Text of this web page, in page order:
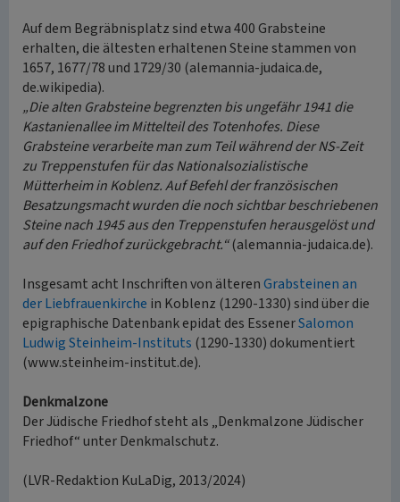
Auf dem Begräbnisplatz sind etwa 400 Grabsteine
erhalten, die ältesten erhaltenen Steine stammen von
1657, 1677/78 und 1729/30 (alemannia-judaica.de,
de.wikipedia).
„Die alten Grabsteine begrenzten bis ungefähr 1941 die
Kastanienallee im Mittelteil des Totenhofes. Diese
Grabsteine verarbeite man zum Teil während der NS-Zeit
zu Treppenstufen für das Nationalsozialistische
Mütterheim in Koblenz. Auf Befehl der französischen
Besatzungsmacht wurden die noch sichtbar beschriebenen
Steine nach 1945 aus den Treppenstufen herausgelöst und
auf den Friedhof zurückgebracht.“(alemannia-judaica.de).
Insgesamt acht Inschriften von älterenGrabsteinen an
der Liebfrauenkirche in Koblenz (1290-1330) sind über die
epigraphische Datenbank epidat des EssenerSalomon
Ludwig Steinheim-Instituts (1290-1330) dokumentiert
(www.steinheim-institut.de).
Denkmalzone
Der Jüdische Friedhof steht als „Denkmalzone Jüdischer
Friedhof“ unter Denkmalschutz.
(LVR-Redaktion KuLaDig, 2013/2024)